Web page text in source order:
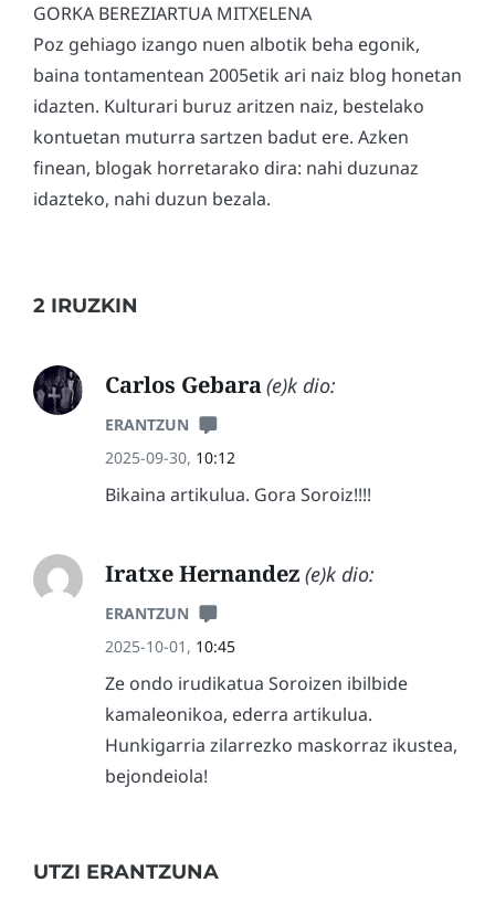
GORKA BEREZIARTUA MITXELENA
Poz gehiago izango nuen albotik beha egonik,
baina tontamentean 2005etik ari naiz blog honetan
idazten. Kulturari buruz aritzen naiz, bestelako
kontuetan muturra sartzen badut ere. Azken
finean, blogak horretarako dira: nahi duzunaz
idazteko, nahi duzun bezala.
2 IRUZKIN
Carlos Gebara(e)k dio:
ERANTZUN
2025-09-30, 10:12
Bikaina artikulua. Gora Soroiz!!!!
Iratxe Hernandez (e)k dio:
ERANTZUN
2025-10-01, 10:45
Ze ondo irudikatua Soroizen ibilbide
kamaleonikoa, ederra artikulua.
Hunkigarria zilarrezko maskorraz ikustea,
bejondeiola!
UTZI ERANTZUNA